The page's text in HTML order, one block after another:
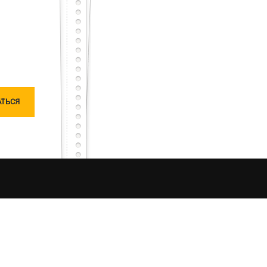
тест с первого раза – будет тебе честь
но не останешься наедине, мы исправим